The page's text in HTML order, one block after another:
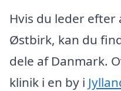
Hvis du leder
Østbirk, kan du
dele af Danmark.
klinik i en by i